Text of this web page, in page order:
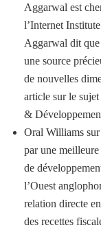
Aggarwal est
l’Internet
Aggarwal dit que
une source
de nouvelles
article sur le
&
Oral Williams sur
par une
de
l’Ouest
relation directe
des recettes